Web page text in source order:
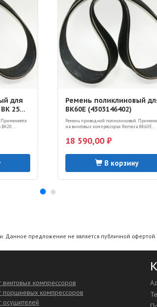
для
25
ВК20 ...
Ремень поликлиновый
ВК60Е (4303146402)
Ремень приводной поликлиновой.
на винтовых компрессорах Remeza ВК60Е...
18 590,00 ₽
В корзину
Данное предложение не является публичной
винтовых компрессоров
поршневых компрессоров
осушителей